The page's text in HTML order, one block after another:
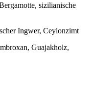
sizilianische
Ingwer, Ceylonzimt
Guajakholz,